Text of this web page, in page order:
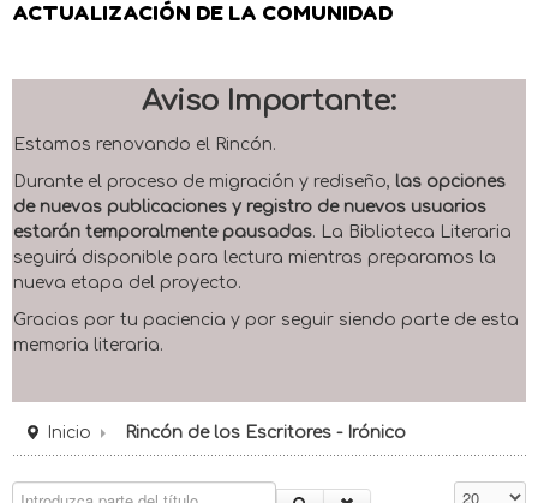
ACTUALIZACIÓN DE LA COMUNIDAD
Aviso Importante:
Estamos renovando el Rincón.
Durante el proceso de migración y rediseño, las opciones
de nuevas publicaciones y registro de nuevos usuarios
estarán temporalmente pausadas. La Biblioteca Literaria
seguirá disponible para lectura mientras preparamos la
nueva etapa del proyecto.
Gracias por tu paciencia y por seguir siendo parte de esta
memoria literaria.
Inicio Rincón de los Escritores - Irónico
Introduzca parte del título